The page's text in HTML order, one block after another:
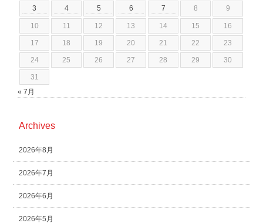
3 4 5 6 7 8 9
10 11 12 13 14 15 16
17 18 19 20 21 22 23
24 25 26 27 28 29 30
31
« 7月
Archives
2026年8月
2026年7月
2026年6月
2026年5月